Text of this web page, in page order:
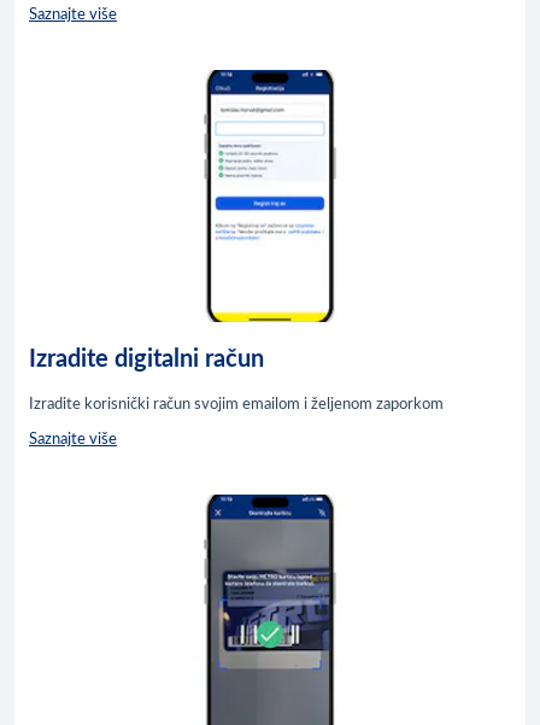
Saznajte više
Izradite digitalni račun
Izradite korisnički račun svojim emailom i željenom zaporkom
Saznajte više